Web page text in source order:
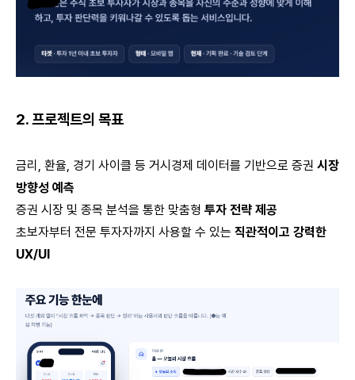
2. 프로젝트의 목표
금리, 환율, 경기 사이클 등 거시경제 데이터를 기반으로 증권 시장
방향성 예측
증권 시장 및 종목 분석을 통한 맞춤형 투자 전략 제공
초보자부터 전문 투자자까지 사용할 수 있는 직관적이고 강력한
UX/UI